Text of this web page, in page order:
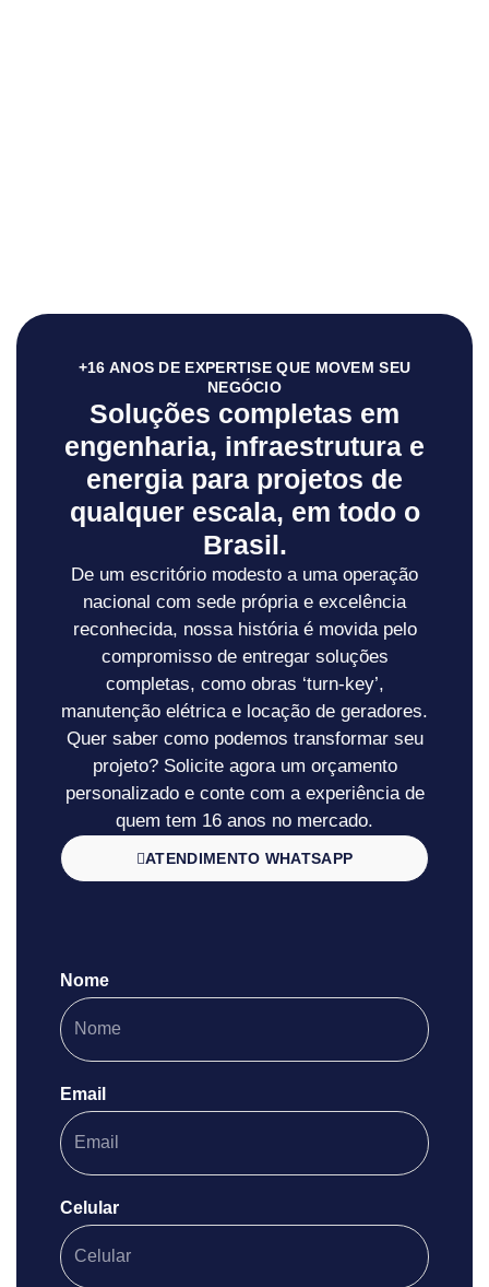
+16 ANOS DE EXPERTISE QUE MOVEM SEU
NEGÓCIO
Soluções completas em
engenharia, infraestrutura e
energia para projetos de
qualquer escala, em todo o
Brasil.
De um escritório modesto a uma operação
nacional com sede própria e excelência
reconhecida, nossa história é movida pelo
compromisso de entregar soluções
completas, como obras ‘turn-key’,
manutenção elétrica e locação de geradores.
Quer saber como podemos transformar seu
projeto? Solicite agora um orçamento
personalizado e conte com a experiência de
quem tem 16 anos no mercado.
ATENDIMENTO WHATSAPP
Nome
Email
Celular